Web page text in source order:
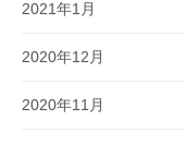
2021年1月
2020年12月
2020年11月